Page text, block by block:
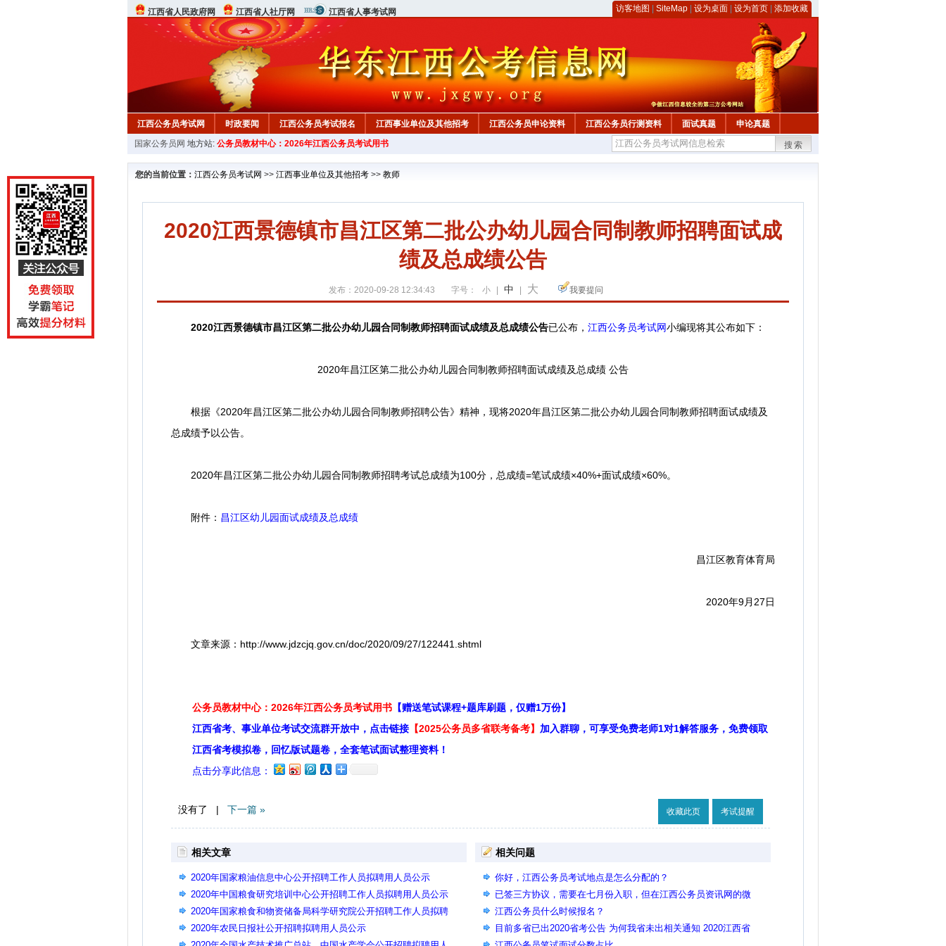
江西省人民政府网 江西省人社厅网 江西省人事考试网 访客地图 SiteMap 设为桌面 设为首页 添加收藏
江西公务员考试网 时政要闻 江西公务员考试报名 江西事业单位及其他招考 江西公务员申论资料 江西公务员行测资料 面试真题 申论真题
行测真题 在线咨询 教材中心
国家公务员网 地方站: 公务员教材中心：2026年江西公务员考试用书 搜索
您的当前位置： 江西公务员考试网 >> 江西事业单位及其他招考 >> 教师
2020江西景德镇市昌江区第二批公办幼儿园合同制教师招聘面试成
绩及总成绩公告
发布：2020-09-28 12:34:43 字号： 小 中 大 我要提问
2020江西景德镇市昌江区第二批公办幼儿园合同制教师招聘面试成绩及总成绩公告已公布， 江西公务员考试网小编现将其公布如下：
2020年昌江区第二批公办幼儿园合同制教师招聘面试成绩及总成绩 公告
根据《2020年昌江区第二批公办幼儿园合同制教师招聘公告》精神，现将2020年昌江区第二批公办幼儿园合同制教师招聘面试成绩及
总成绩予以公告。
2020年昌江区第二批公办幼儿园合同制教师招聘考试总成绩为100分，总成绩=笔试成绩×40%+面试成绩×60%。
附件： 昌江区幼儿园面试成绩及总成绩
昌江区教育体育局
2020年9月27日
文章来源：http://www.jdzcjq.gov.cn/doc/2020/09/27/122441.shtml
公务员教材中心：2026年江西公务员考试用书 【赠送笔试课程+题库刷题，仅赠1万份】
江西省考、事业单位考试交流群开放中，点击链接 【2025公务员多省联考备考】 加入群聊，可享受免费老师1对1解答服务，免费领取
江西省考模拟卷，回忆版试题卷，全套笔试面试整理资料！
点击分享此信息：
没有了 | 下一篇 » 收藏此页 考试提醒
相关文章
2020年国家粮油信息中心公开招聘工作人员拟聘用人员公示
2020年中国粮食研究培训中心公开招聘工作人员拟聘用人员公示
2020年国家粮食和物资储备局科学研究院公开招聘工作人员拟聘
用人员公示
2020年农民日报社公开招聘拟聘用人员公示
相关问题
你好，江西公务员考试地点是怎么分配的？
已签三方协议，需要在七月份入职，但在江西公务员资讯网的微
信公众号里看到要放弃单位才能报考，请问是这样吗？
江西公务员什么时候报名？
目前多省已出2020省考公告 为何我省未出相关通知 2020江西省